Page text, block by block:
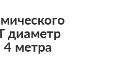
диаметр
метра